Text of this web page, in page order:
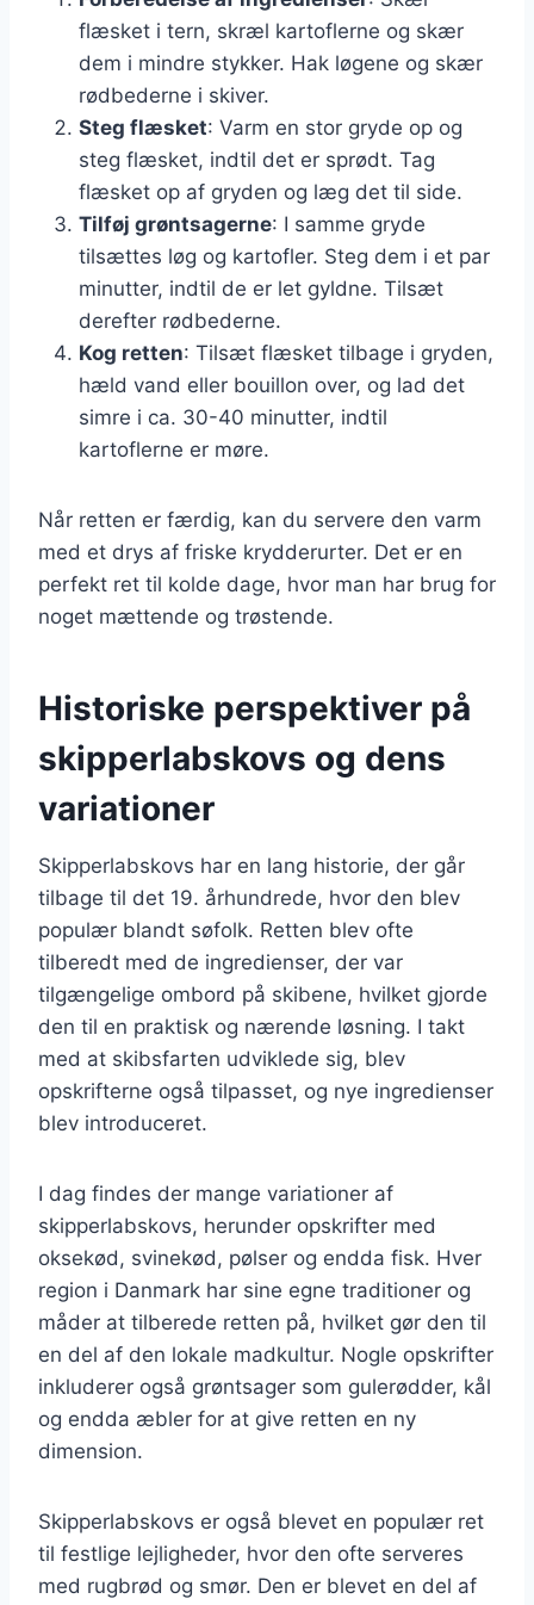
flæsket i tern, skræl kartoflerne og skær
dem i mindre stykker. Hak løgene og skær
rødbederne i skiver.
Steg flæsket: Varm en stor gryde op og
steg flæsket, indtil det er sprødt. Tag
flæsket op af gryden og læg det til side.
Tilføj grøntsagerne: I samme gryde
tilsættes løg og kartofler. Steg dem i et par
minutter, indtil de er let gyldne. Tilsæt
derefter rødbederne.
Kog retten: Tilsæt flæsket tilbage i gryden,
hæld vand eller bouillon over, og lad det
simre i ca. 30-40 minutter, indtil
kartoflerne er møre.
Når retten er færdig, kan du servere den varm
med et drys af friske krydderurter. Det er en
perfekt ret til kolde dage, hvor man har brug for
noget mættende og trøstende.
Historiske perspektiver på
skipperlabskovs og dens
variationer
Skipperlabskovs har en lang historie, der går
tilbage til det 19. århundrede, hvor den blev
populær blandt søfolk. Retten blev ofte
tilberedt med de ingredienser, der var
tilgængelige ombord på skibene, hvilket gjorde
den til en praktisk og nærende løsning. I takt
med at skibsfarten udviklede sig, blev
opskrifterne også tilpasset, og nye ingredienser
blev introduceret.
I dag findes der mange variationer af
skipperlabskovs, herunder opskrifter med
oksekød, svinekød, pølser og endda fisk. Hver
region i Danmark har sine egne traditioner og
måder at tilberede retten på, hvilket gør den til
en del af den lokale madkultur. Nogle opskrifter
inkluderer også grøntsager som gulerødder, kål
og endda æbler for at give retten en ny
dimension.
Skipperlabskovs er også blevet en populær ret
til festlige lejligheder, hvor den ofte serveres
med rugbrød og smør. Den er blevet en del af